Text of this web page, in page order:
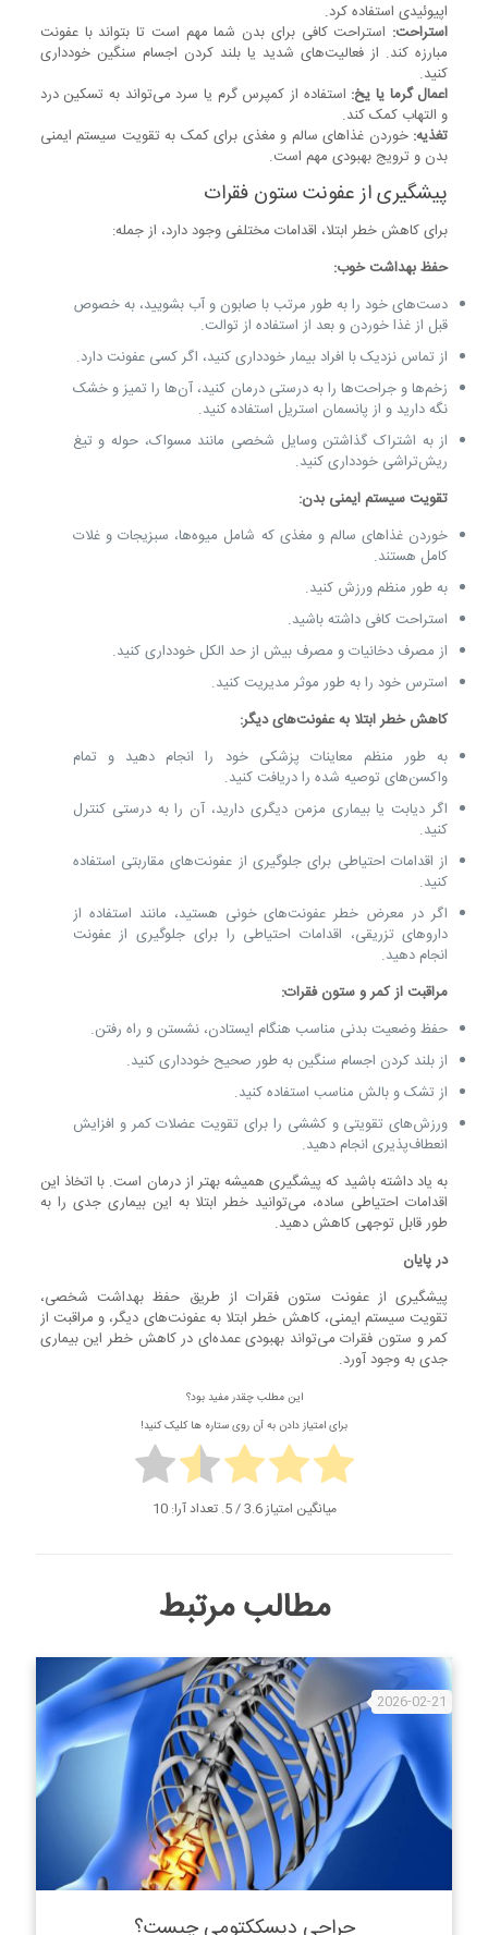
اپیوئیدی استفاده کرد.
استراحت: استراحت کافی برای بدن شما مهم است تا بتواند با عفونت
مبارزه کند. از فعالیت‌های شدید یا بلند کردن اجسام سنگین خودداری
کنید.
اعمال گرما یا یخ: استفاده از کمپرس گرم یا سرد می‌تواند به تسکین درد
و التهاب کمک کند.
تغذیه: خوردن غذاهای سالم و مغذی برای کمک به تقویت سیستم ایمنی
بدن و ترویج بهبودی مهم است.
پیشگیری از عفونت ستون فقرات
برای کاهش خطر ابتلا، اقدامات مختلفی وجود دارد، از جمله:
حفظ بهداشت خوب:
دست‌های خود را به طور مرتب با صابون و آب بشویید، به خصوص
قبل از غذا خوردن و بعد از استفاده از توالت.
از تماس نزدیک با افراد بیمار خودداری کنید، اگر کسی عفونت دارد.
زخم‌ها و جراحت‌ها را به درستی درمان کنید، آن‌ها را تمیز و خشک
نگه دارید و از پانسمان استریل استفاده کنید.
از به اشتراک گذاشتن وسایل شخصی مانند مسواک، حوله و تیغ
ریش‌تراشی خودداری کنید.
تقویت سیستم ایمنی بدن:
خوردن غذاهای سالم و مغذی که شامل میوه‌ها، سبزیجات و غلات
کامل هستند.
به طور منظم ورزش کنید.
استراحت کافی داشته باشید.
از مصرف دخانیات و مصرف بیش از حد الکل خودداری کنید.
استرس خود را به طور موثر مدیریت کنید.
کاهش خطر ابتلا به عفونت‌های دیگر:
به طور منظم معاینات پزشکی خود را انجام دهید و تمام
واکسن‌های توصیه شده را دریافت کنید.
اگر دیابت یا بیماری مزمن دیگری دارید، آن را به درستی کنترل
کنید.
از اقدامات احتیاطی برای جلوگیری از عفونت‌های مقاربتی استفاده
کنید.
اگر در معرض خطر عفونت‌های خونی هستید، مانند استفاده از
داروهای تزریقی، اقدامات احتیاطی را برای جلوگیری از عفونت
انجام دهید.
مراقبت از کمر و ستون فقرات:
حفظ وضعیت بدنی مناسب هنگام ایستادن، نشستن و راه رفتن.
از بلند کردن اجسام سنگین به طور صحیح خودداری کنید.
از تشک و بالش مناسب استفاده کنید.
ورزش‌های تقویتی و کششی را برای تقویت عضلات کمر و افزایش
انعطاف‌پذیری انجام دهید.
به یاد داشته باشید که پیشگیری همیشه بهتر از درمان است. با اتخاذ این
اقدامات احتیاطی ساده، می‌توانید خطر ابتلا به این بیماری جدی را به
طور قابل توجهی کاهش دهید.
در پایان
پیشگیری از عفونت ستون فقرات از طریق حفظ بهداشت شخصی،
تقویت سیستم ایمنی، کاهش خطر ابتلا به عفونت‌های دیگر، و مراقبت از
کمر و ستون فقرات می‌تواند بهبودی عمده‌ای در کاهش خطر این بیماری
جدی به وجود آورد.
این مطلب چقدر مفید بود؟
برای امتیاز دادن به آن روی ستاره ها کلیک کنید!
میانگین امتیاز3.6/ 5. تعداد آرا: 10
مطالب مرتبط
2026-02-21
جراحی دیسککتومی چیست؟